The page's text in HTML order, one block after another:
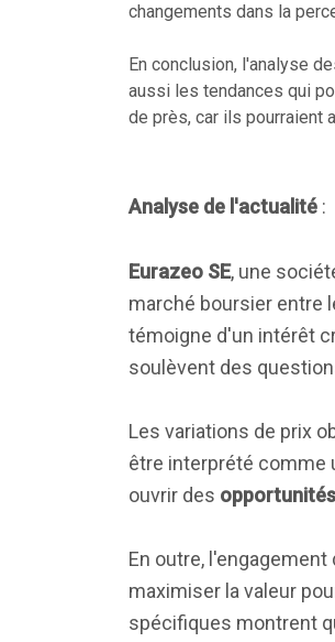
changements dans la
En conclusion, l'analyse
aussi les tendances qui
de près, car ils pourraient
Analyse de l'actualité :
Eurazeo SE, une
marché boursier entre
témoigne d'un intérêt
soulèvent des
Les variations de prix
être interprété comme
ouvrir des
En outre, l'engagement
maximiser la valeur
spécifiques montrent